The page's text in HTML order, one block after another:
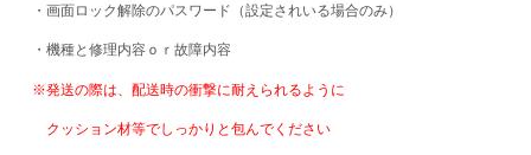
・画面ロック解除のパスワード（設定されいる場合のみ）
・機種と修理内容ｏｒ故障内容
※発送の際は、配送時の衝撃に耐えられるように
クッション材等でしっかりと包んでください